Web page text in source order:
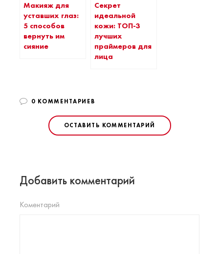
Макияж для
уставших глаз:
5 способов
вернуть им
сияние
Секрет
идеальной
кожи: ТОП-3
лучших
праймеров для
лица
0 КОММЕНТАРИЕВ
ОСТАВИТЬ КОММЕНТАРИЙ
Добавить комментарий
Коментарий